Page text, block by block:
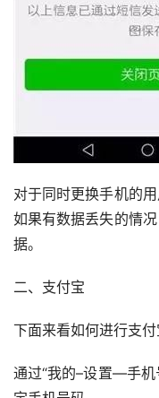
对于同时更换手机的
如果有数据丢失的情
据。
二、支付宝
下面来看如何进行支付
通过“我的–设置—手机